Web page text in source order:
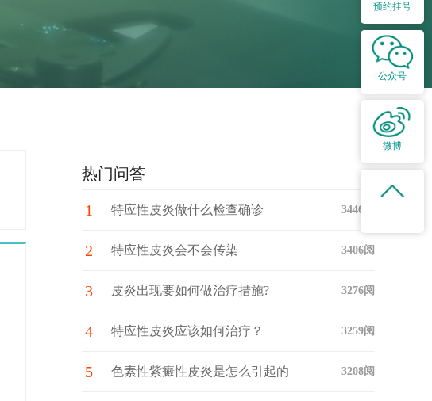
热门问答
1 特应性皮炎做什么检查确诊 3446阅
2 特应性皮炎会不会传染 3406阅
3 皮炎出现要如何做治疗措施? 3276阅
4 特应性皮炎应该如何治疗？ 3259阅
5 色素性紫癜性皮炎是怎么引起的 3208阅
预约挂号
公众号
微博